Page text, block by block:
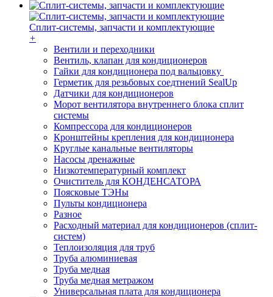
Сплит-системы, запчасти и комплектующие
+
Вентили и переходники
Вентиль, клапан для кондиционеров
Гайки для кондиционера под вальцовку
Герметик для резьбовых соедтнений SealUp
Датчики для кондиционеров
Морот вентилятора внутреннего блока сплит
системы
Компрессора для кондиционеров
Кронштейны крепления для кондиционера
Круглые канальные вентиляторы
Насосы дренажные
Низкотемпературный комплект
Очиститель для КОНДЕНСАТОРА
Поясковые ТЭНы
Пульты кондиционера
Разное
Расходный материал для кондиционеров (сплит-
систем)
Теплоизоляция для труб
Труба алюминиевая
Труба медная
Труба медная метражом
Универсальная плата для кондиционера